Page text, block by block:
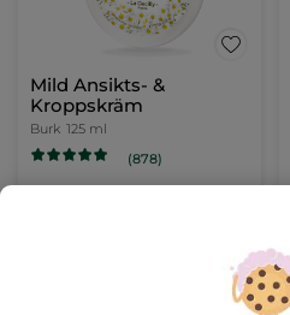
Mild Ansikts- &
Kroppskräm
Burk 125 ml
(878)